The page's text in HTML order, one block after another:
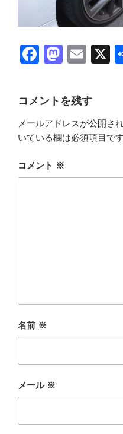
F
c
e
b
o
o
M
st
o
d
o
n
E
ail
X
コメントを残す
メールアドレスが公開さ
いている欄は必須項目です
コメント ※
名前 ※
メール ※